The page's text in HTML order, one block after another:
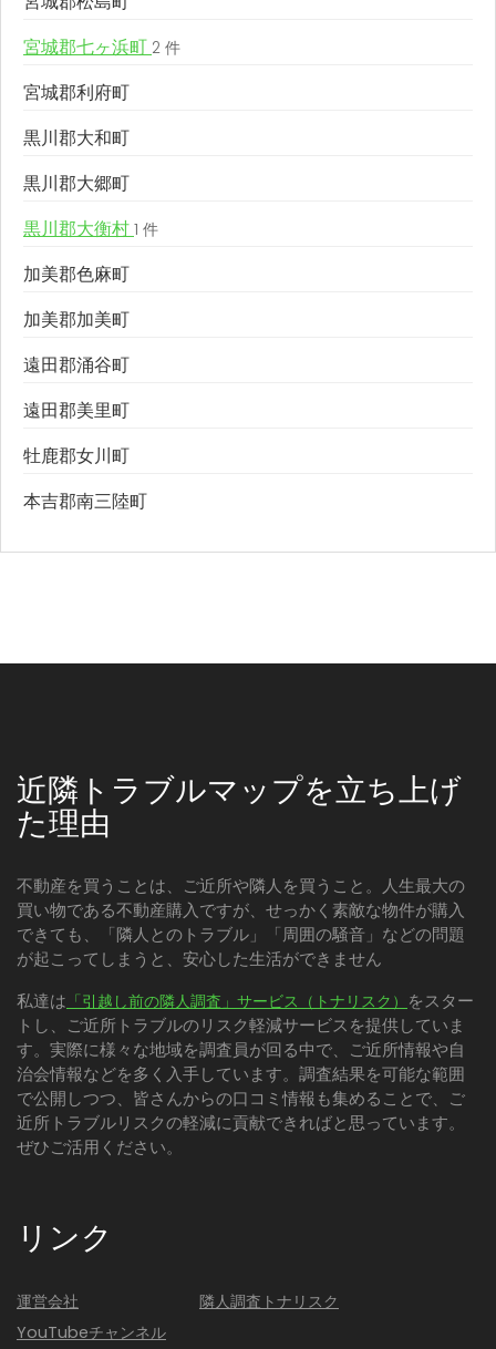
宮城郡七ヶ浜町 2 件
宮城郡利府町
黒川郡大和町
黒川郡大郷町
黒川郡大衡村 1 件
加美郡色麻町
加美郡加美町
遠田郡涌谷町
遠田郡美里町
牡鹿郡女川町
本吉郡南三陸町
近隣トラブルマップを立ち上げ
た理由
不動産を買うことは、ご近所や隣人を買うこと。人生最大の
買い物である不動産購入ですが、せっかく素敵な物件が購入
できても、「隣人とのトラブル」「周囲の騒音」などの問題
が起こってしまうと、安心した生活ができません
私達は 「引越し前の隣人調査」サービス（トナリスク） をスター
トし、ご近所トラブルのリスク軽減サービスを提供していま
す。実際に様々な地域を調査員が回る中で、ご近所情報や自
治会情報などを多く入手しています。調査結果を可能な範囲
で公開しつつ、皆さんからの口コミ情報も集めることで、ご
近所トラブルリスクの軽減に貢献できればと思っています。
ぜひご活用ください。
リンク
運営会社
YouTubeチャンネル
隣人調査トナリスク